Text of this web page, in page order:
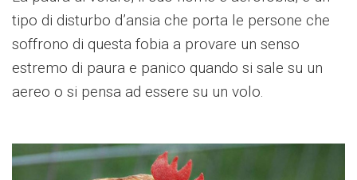
tipo di disturbo d’ansia che porta le persone che
soffrono di questa fobia a provare un senso
estremo di paura e panico quando si sale su un
aereo o si pensa ad essere su un volo.